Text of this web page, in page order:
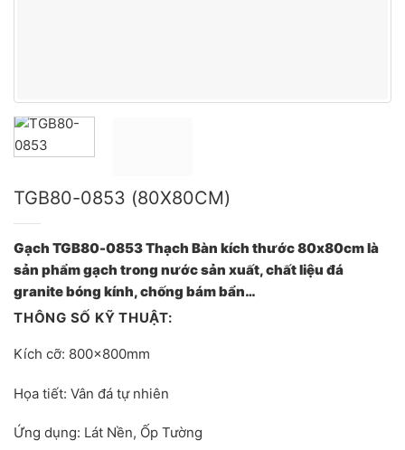
TGB80-0853 (80X80CM)
Gạch TGB80-0853 Thạch Bàn kích thước 80x80cm là
sản phẩm gạch trong nước sản xuất, chất liệu đá
granite bóng kính, chống bám bẩn…
THÔNG SỐ KỸ THUẬT:
Kích cỡ: 800x800mm
Họa tiết: Vân đá tự nhiên
Ứng dụng: Lát Nền, Ốp Tường